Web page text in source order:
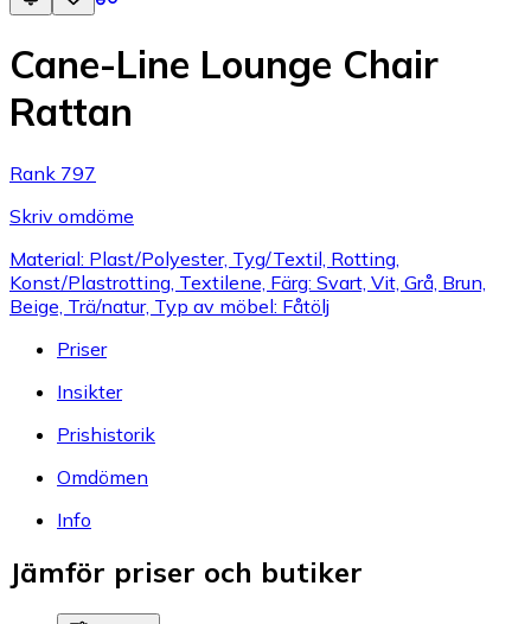
Cane-Line Lounge Chair
Rattan
Rank 797
Skriv omdöme
Material: Plast/Polyester, Tyg/Textil, Rotting,
Konst/Plastrotting, Textilene, Färg: Svart, Vit, Grå, Brun,
Beige, Trä/natur, Typ av möbel: Fåtölj
Priser
Insikter
Prishistorik
Omdömen
Info
Jämför priser och butiker